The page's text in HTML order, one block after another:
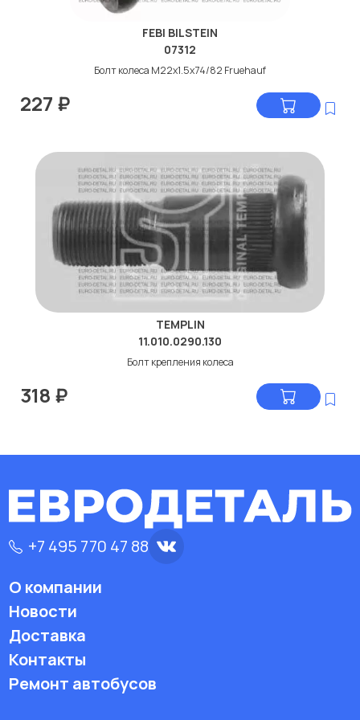
FEBI BILSTEIN
07312
Болт колеса М22x1.5x74/82 Fruehauf
227 ₽
TEMPLIN
11.010.0290.130
Болт крепления колеса
318 ₽
+7 495 770 47 88
О компании
Новости
Доставка
Контакты
Ремонт автобусов